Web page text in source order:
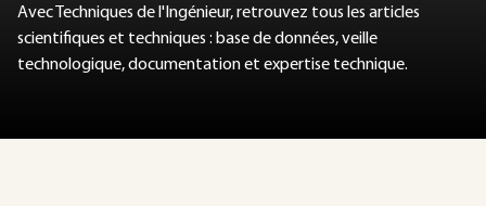
Avec Techniques de l'Ingénieur, retrouvez tous les articles
scientifiques et techniques : base de données, veille
technologique, documentation et expertise technique.